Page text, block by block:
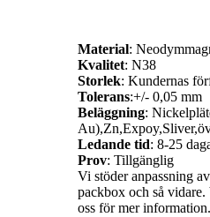
Material:
Kvalitet: N38
Storlek: Kundernas
Tolerans:+/- 0,05 mm
Beläggning:
Ledande tid: 8-25
Prov: Tillgänglig
Vi stöder anpassning
packbox och så
oss för mer information.